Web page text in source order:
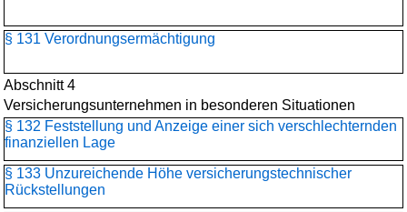
§ 131 Verordnungsermächtigung
Abschnitt 4
Versicherungsunternehmen in besonderen Situationen
§ 132 Feststellung und Anzeige einer sich verschlechternden
finanziellen Lage
§ 133 Unzureichende Höhe versicherungstechnischer
Rückstellungen